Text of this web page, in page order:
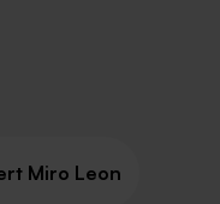
Miro Leon